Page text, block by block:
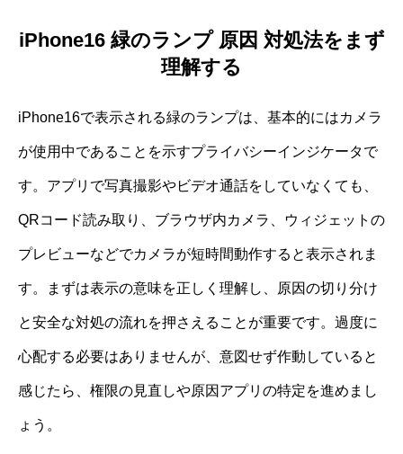
iPhone16 緑のランプ 原因 対処法をまず
理解する
iPhone16で表示される緑のランプは、基本的にはカメラ
が使用中であることを示すプライバシーインジケータで
す。アプリで写真撮影やビデオ通話をしていなくても、
QRコード読み取り、ブラウザ内カメラ、ウィジェットの
プレビューなどでカメラが短時間動作すると表示されま
す。まずは表示の意味を正しく理解し、原因の切り分け
と安全な対処の流れを押さえることが重要です。過度に
心配する必要はありませんが、意図せず作動していると
感じたら、権限の見直しや原因アプリの特定を進めまし
ょう。